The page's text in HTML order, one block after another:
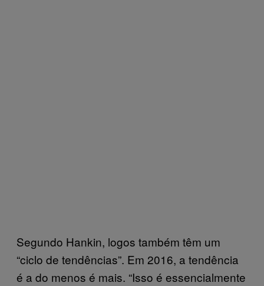
Segundo Hankin, logos também têm um
“ciclo de tendências”. Em 2016, a tendência
é a do menos é mais. “Isso é essencialmente